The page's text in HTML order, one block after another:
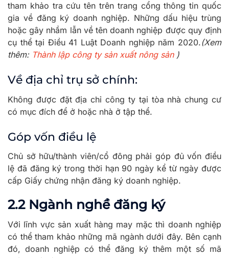
tham khảo tra cứu tên trên trang cổng thông tin quốc
gia về đăng ký doanh nghiệp. Những dấu hiệu trùng
hoặc gây nhầm lẫn về tên doanh nghiệp được quy định
cụ thể tại Điều 41 Luật Doanh nghiệp năm 2020.(Xem
thêm: Thành lập công ty sản xuất nông sản)
Về địa chỉ trụ sở chính:
Không được đặt địa chỉ công ty tại tòa nhà chung cư
có mục đích để ở hoặc nhà ở tập thể.
Góp vốn điều lệ
Chủ sở hữu/thành viên/cổ đông phải góp đủ vốn điều
lệ đã đăng ký trong thời hạn 90 ngày kể từ ngày được
cấp Giấy chứng nhận đăng ký doanh nghiệp.
2.2 Ngành nghề đăng ký
Với lĩnh vực sản xuất hàng may mặc thì doanh nghiệp
có thể tham khảo những mã ngành dưới đây. Bên cạnh
đó, doanh nghiệp có thể đăng ký thêm một số mã